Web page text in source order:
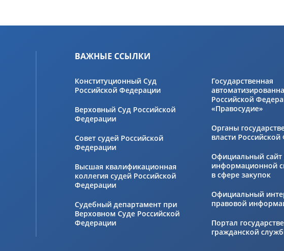
ВАЖНЫЕ ССЫЛКИ
Конституционный Суд
Российской Федерации
Верховный Суд Российской
Федерации
Совет судей Российской
Федерации
Высшая квалификационная
коллегия судей Российской
Федерации
Судебный департамент при
Верховном Суде Российской
Федерации
Государственная
Российской
«Правосудие»
Органы
власти
Официальный сайт
информационной
в сфере закупок
Официальный
правовой
Портал
гражданской